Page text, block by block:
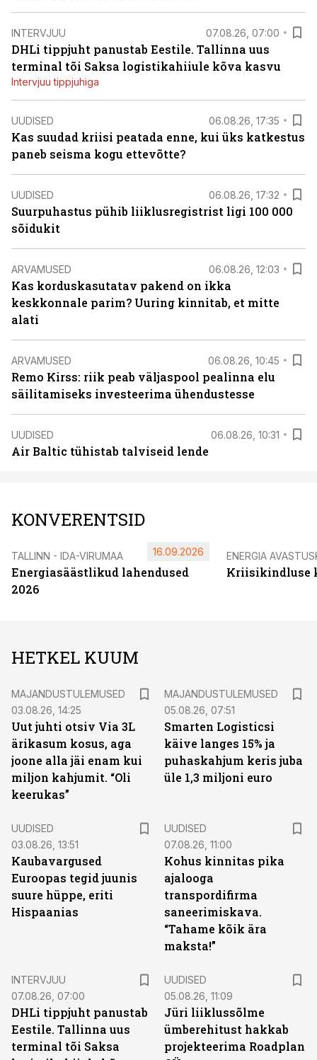
INTERVJUU 07.08.26, 07:00
DHLi tippjuht panustab Eestile. Tallinna uus
terminal tõi Saksa logistikahiiule kõva kasvu
Intervjuu tippjuhiga
UUDISED 06.08.26, 17:35
Kas suudad kriisi peatada enne, kui üks katkestus
paneb seisma kogu ettevõtte?
UUDISED 06.08.26, 17:32
Suurpuhastus pühib liiklusregistrist ligi 100 000
sõidukit
ARVAMUSED 06.08.26, 12:03
Kas korduskasutatav pakend on ikka
keskkonnale parim? Uuring kinnitab, et mitte
alati
ARVAMUSED 06.08.26, 10:45
Remo Kirss: riik peab väljaspool pealinna elu
säilitamiseks investeerima ühendustesse
UUDISED 06.08.26, 10:31
Air Baltic tühistab talviseid lende
KONVERENTSID
TALLINN - IDA-VIRUMAA
Energiasäästlikud lahendused
2026
16.09.2026 ENERGIA
Kriisikindluse
HETKEL KUUM
MAJANDUSTULEMUSED
03.08.26, 14:25
Uut juhti otsiv Via 3L
ärikasum kosus, aga
joone alla jäi enam kui
miljon kahjumit. “Oli
keerukas”
MAJANDUSTULEMUSED
05.08.26, 07:51
Smarten Logisticsi
käive langes 15% ja
puhaskahjum keris juba
üle 1,3 miljoni euro
UUDISED
03.08.26, 13:51
Kaubavargused
Euroopas tegid juunis
suure hüppe, eriti
Hispaanias
UUDISED
07.08.26, 11:00
Kohus kinnitas pika
ajalooga
transpordifirma
saneerimiskava.
“Tahame kõik ära
maksta!”
INTERVJUU
07.08.26, 07:00
DHLi tippjuht panustab
Eestile. Tallinna uus
terminal tõi Saksa
UUDISED
05.08.26, 11:09
Jüri liiklussõlme
ümberehitust hakkab
projekteerima Roadplan